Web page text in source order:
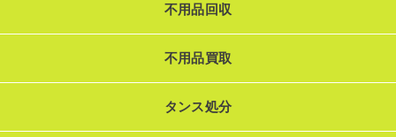
不用品回収
不用品買取
タンス処分